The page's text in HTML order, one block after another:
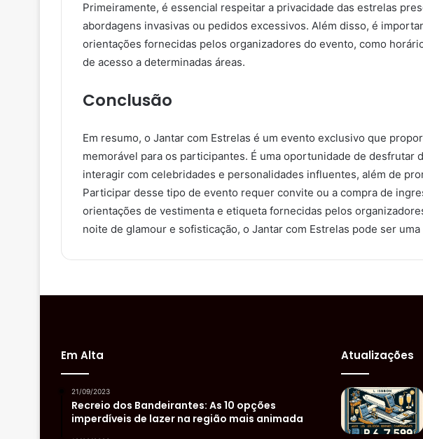
Primeiramente, é essencial respeitar a privacidade das estrelas
abordagens invasivas ou pedidos excessivos. Além disso, é
orientações fornecidas pelos organizadores do evento, como
de acesso a determinadas áreas.
Conclusão
Em resumo, o Jantar com Estrelas é um evento exclusivo que
memorável para os participantes. É uma oportunidade de desfrutar
interagir com celebridades e personalidades influentes, além de
Participar desse tipo de evento requer convite ou a compra de
orientações de vestimenta e etiqueta fornecidas pelos
noite de glamour e sofisticação, o Jantar com Estrelas pode ser
Em Alta
21/09/2023
Recreio dos Bandeirantes: As 10 opções
imperdíveis de lazer na região mais animada
Atualizações